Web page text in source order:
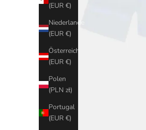
(EUR €)
Niederlande
(EUR €)
Österreich
(EUR €)
Polen
(PLN zł)
Portugal
(EUR €)